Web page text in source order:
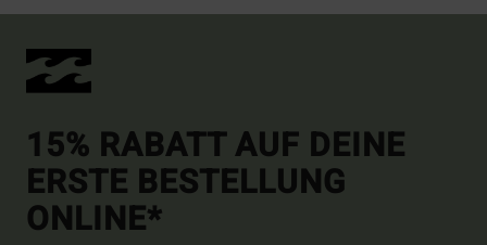
15% RABATT AUF DEINE
ERSTE BESTELLUNG
ONLINE*